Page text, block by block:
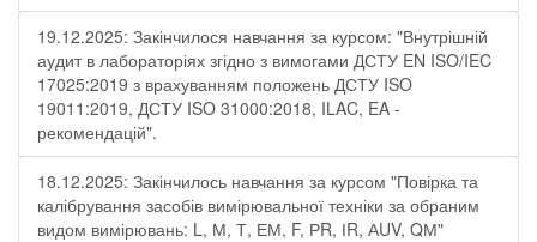
19.12.2025: Закінчилося навчання за курсом: "Внутрішній
аудит в лабораторіях згідно з вимогами ДСТУ EN ISO/IEC
17025:2019 з врахуванням положень ДСТУ ISO
19011:2019, ДСТУ ISO 31000:2018, ILAC, EA -
рекомендацій".
18.12.2025: Закінчилось навчання за курсом "Повірка та
калібрування засобів вимірювальної техніки за обраним
видом вимірювань: L, М, Т, ЕМ, F, РR, ІR, АUV, QМ"